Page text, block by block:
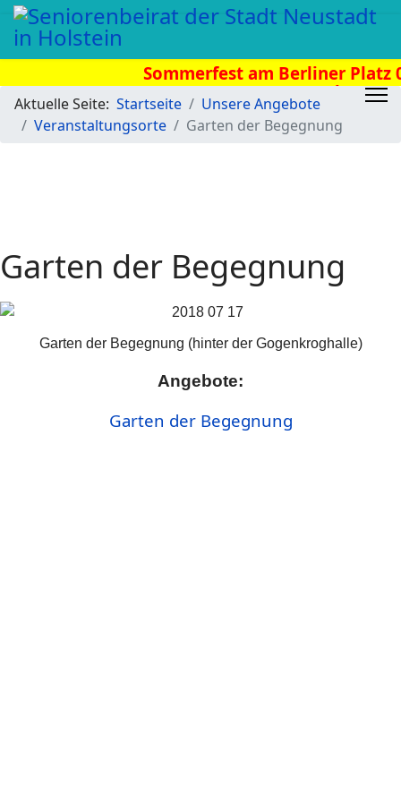
Sommerfest am Berliner Platz
Uhr
Aktuelle Seite: Startseite
Unsere Angebote
Veranstaltungsorte
Garten der Begegnung
Garten der Begegnung
Garten der Begegnung (hinter der Gogenkroghalle)
Angebote:
Garten der Begegnung